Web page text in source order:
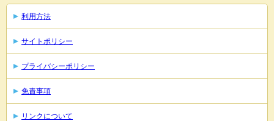
利用方法
サイトポリシー
プライバシーポリシー
免責事項
リンクについて